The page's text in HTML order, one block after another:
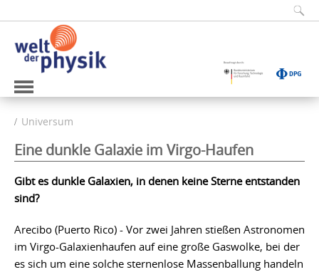
Universum
Eine dunkle Galaxie im Virgo-Haufen
Gibt es dunkle Galaxien, in denen keine Sterne entstanden
sind?
Arecibo (Puerto Rico) - Vor zwei Jahren stießen Astronomen
im Virgo-Galaxienhaufen auf eine große Gaswolke, bei der
es sich um eine solche sternenlose Massenballung handeln